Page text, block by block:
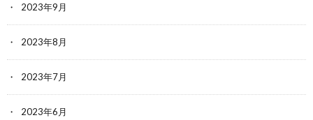
2023年9月
2023年8月
2023年7月
2023年6月